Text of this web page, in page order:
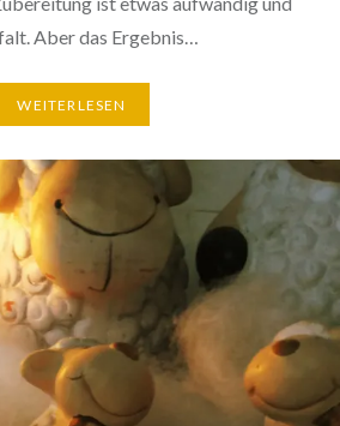
Aber das Ergebnis…
WEITERLESEN